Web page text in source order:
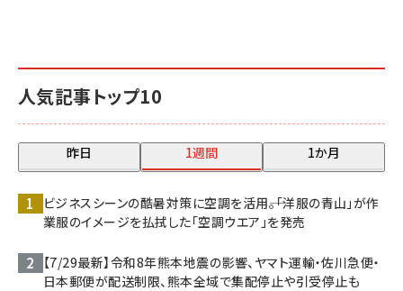
人気記事トップ10
昨日 1週間 1か月
ビジネスシーンの酷暑対策に空調を活用――。「洋服の青山」が作
業服のイメージを払拭した「空調ウエア」を発売
【7/29最新】令和8年熊本地震の影響、ヤマト運輸・佐川急便・
日本郵便が配送制限、熊本全域で集配停止や引受停止も